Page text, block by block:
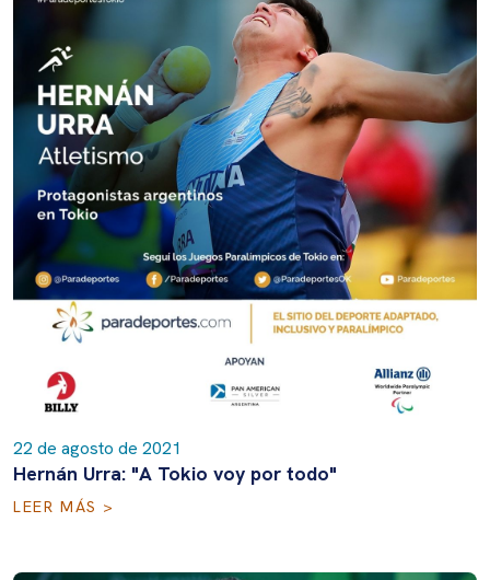
22 de agosto de 2021
Hernán Urra: "A Tokio voy por todo"
LEER MÁS >